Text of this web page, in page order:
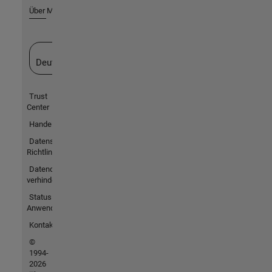
Über MathWorks
Deutschland
Trust
Center
Handelsmarken
Datenschutz-
Richtlinien
Datendiebstahl
verhindern
Status von
Anwendungen
Kontakt
©
1994-
2026